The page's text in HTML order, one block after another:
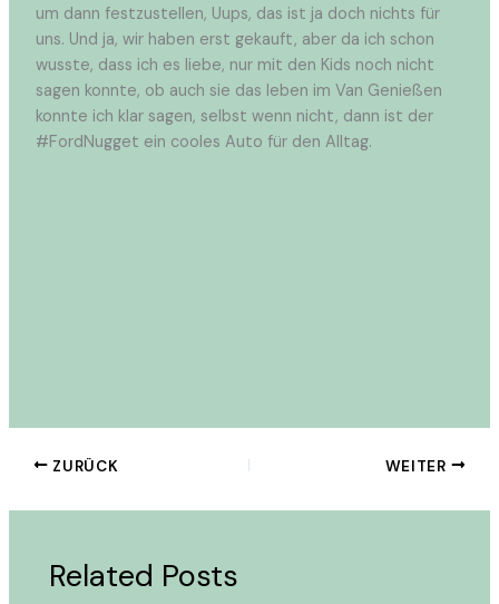
um dann festzustellen, Uups, das ist ja doch nichts für
uns. Und ja, wir haben erst gekauft, aber da ich schon
wusste, dass ich es liebe, nur mit den Kids noch nicht
sagen konnte, ob auch sie das leben im Van Genießen
konnte ich klar sagen, selbst wenn nicht, dann ist der
#FordNugget ein cooles Auto für den Alltag.
ZURÜCK WEITER
Related Posts